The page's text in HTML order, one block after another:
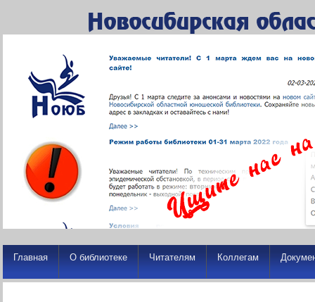
Главная О библиотеке Читателям Коллегам